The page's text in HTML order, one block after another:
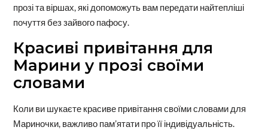
прозі та віршах, які допоможуть вам передати найтепліші
почуття без зайвого пафосу.
Красиві привітання для
Марини у прозі своїми
словами
Коли ви шукаєте красиве привітання своїми словами для
Мариночки, важливо пам’ятати про її індивідуальність.